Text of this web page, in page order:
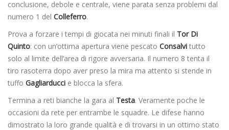
conclusione, debole e centrale, viene parata senza problemi dal
numero 1 del Colleferro.
Prova a forzare i tempi di giocata nei minuti finali il Tor Di
Quinto: con un’ottima apertura viene pescato Consalvi tutto
solo al limite dell’area di rigore avversaria. Il numero 8 tenta il
tiro rasoterra dopo aver preso la mira ma attento si stende in
tuffo Gagliarducci e blocca la sfera.
Termina a reti bianche la gara al Testa. Veramente poche le
occasioni da rete per entrambe le squadre. Le difese hanno
dimostrato la loro grande qualità e di trovarsi in un ottimo stato